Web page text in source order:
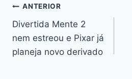
Navegação
de
Post
ANTERIOR
Divertida Mente 2
nem estreou e Pixar já
planeja novo derivado